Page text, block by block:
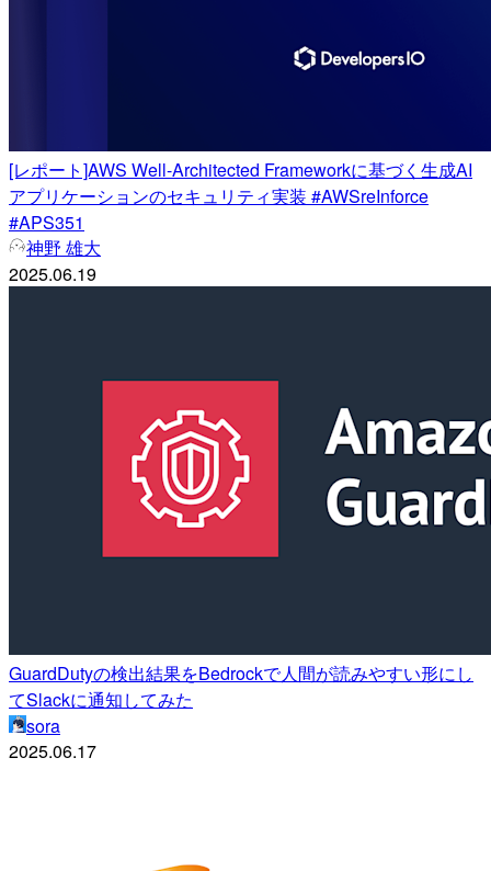
[レポート]AWS Well-Architected Frameworkに基づく生成AI
アプリケーションのセキュリティ実装 #AWSreInforce
#APS351
神野 雄大
2025.06.19
GuardDutyの検出結果をBedrockで人間が読みやすい形にし
てSlackに通知してみた
sora
2025.06.17